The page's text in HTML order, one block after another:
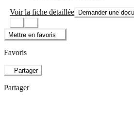
Voir la fiche détaillée Demander une
Mettre en favoris
Favoris
Partager
Partager